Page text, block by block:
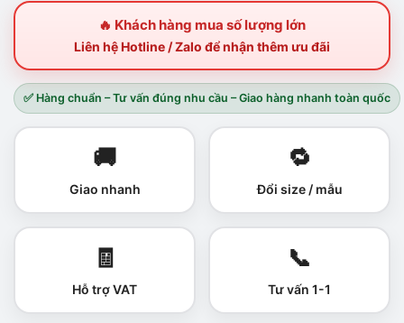
🔥 Khách hàng mua số lượng lớn
Liên hệ Hotline / Zalo để nhận thêm ưu đãi
✅ Hàng chuẩn – Tư vấn đúng nhu cầu – Giao hàng nhanh toàn quốc
🚚
Giao nhanh
🔁
Đổi size / mẫu
🧾
Hỗ trợ VAT
📞
Tư vấn 1-1